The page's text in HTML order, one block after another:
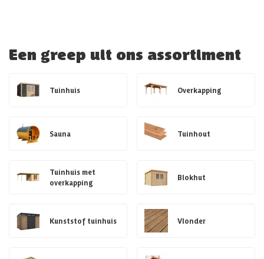
Een greep uit ons assortiment
Tuinhuis Overkapping
Sauna Tuinhout
Tuinhuis met
overkapping
Blokhut
Kunststof tuinhuis Vlonder